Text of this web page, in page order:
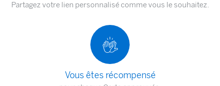
Partagez votre lien personnalisé comme vous le souhaitez.
Vous êtes récompensé